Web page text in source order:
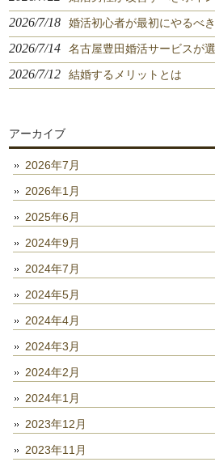
2026/7/18 婚活初心者が最初にやるべ
2026/7/14 名古屋豊田婚活サービスが
2026/7/12 結婚するメリットとは
アーカイブ
2026年7月
2026年1月
2025年6月
2024年9月
2024年7月
2024年5月
2024年4月
2024年3月
2024年2月
2024年1月
2023年12月
2023年11月